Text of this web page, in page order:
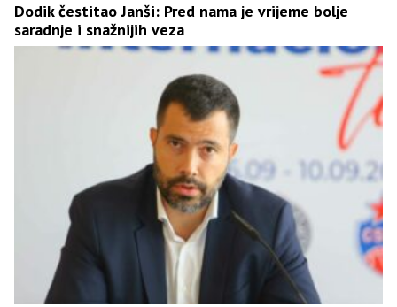
Dodik čestitao Janši: Pred nama je vrijeme bolje
saradnje i snažnijih veza